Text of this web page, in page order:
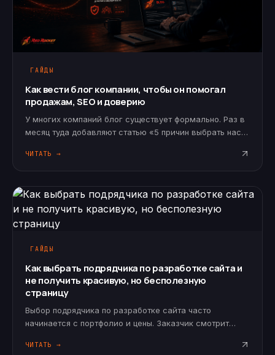
ГАЙДЫ
Как вести блог компании, чтобы он помогал
продажам, SEO и доверию
У многих компаний блог существует формально. Раз в
месяц туда добавляют статью «5 причин выбрать нас»,
ради ключевых слов. Такой блог не помогает
ЧИТАТЬ →
ГАЙДЫ
Как выбрать подрядчика по разработке сайта и
не получить красивую, но бесполезную
страницу
Выбор подрядчика по разработке сайта часто
начинается с портфолио и цены. Заказчик смотрит
сроки и выбирает того, кто показался убедительнее.
ЧИТАТЬ →